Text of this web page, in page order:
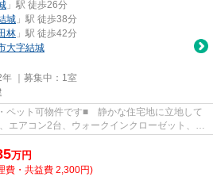
」駅 徒歩26分
城 」駅 徒歩38分
林 」駅 徒歩42分
大字結城
｜募集中： 1室
ペット可物件です■ 静かな住宅地に立地して
エアコン2台、ウォークインクローゼット、追
万円
費・共益費 2,300円)